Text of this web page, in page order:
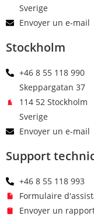
Sverige
Envoyer un e-mail
Stockholm
+46 8 55 118 990
Skeppargatan 37
114 52 Stockholm
Sverige
Envoyer un e-mail
Support
+46 8 55 118 993
Formulaire
Envoyer un